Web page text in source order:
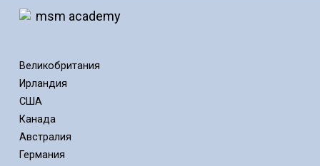
Великобритания
Ирландия
США
Канада
Австралия
Германия